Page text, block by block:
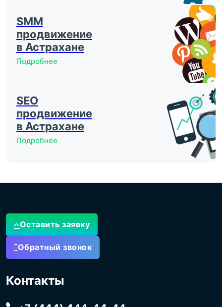
SMM
продвижение
в Астрахане
Подробнее
SEO
продвижение
в Астрахане
Подробнее
Оставить заявку
Обратный звонок
Контакты